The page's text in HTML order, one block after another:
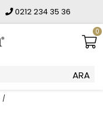
0212 234 35 36
0